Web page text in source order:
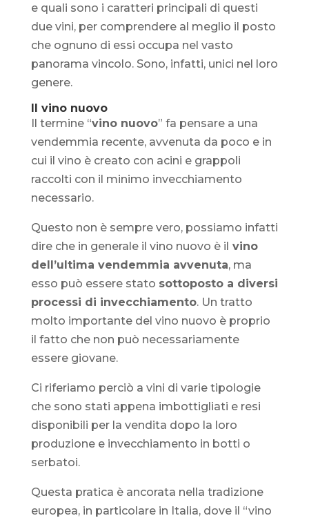
e quali sono i caratteri principali di questi
due vini, per comprendere al meglio il posto
che ognuno di essi occupa nel vasto
panorama vincolo. Sono, infatti, unici nel loro
genere.
Il vino nuovo
Il termine “vino nuovo” fa pensare a una
vendemmia recente, avvenuta da poco e in
cui il vino è creato con acini e grappoli
raccolti con il minimo invecchiamento
necessario.
Questo non è sempre vero, possiamo infatti
dire che in generale il vino nuovo è il vino
dell’ultima vendemmia avvenuta, ma
esso può essere stato sottoposto a diversi
processi di invecchiamento. Un tratto
molto importante del vino nuovo è proprio
il fatto che non può necessariamente
essere giovane.
Ci riferiamo perciò a vini di varie tipologie
che sono stati appena imbottigliati e resi
disponibili per la vendita dopo la loro
produzione e invecchiamento in botti o
serbatoi.
Questa pratica è ancorata nella tradizione
europea, in particolare in Italia, dove il “vino